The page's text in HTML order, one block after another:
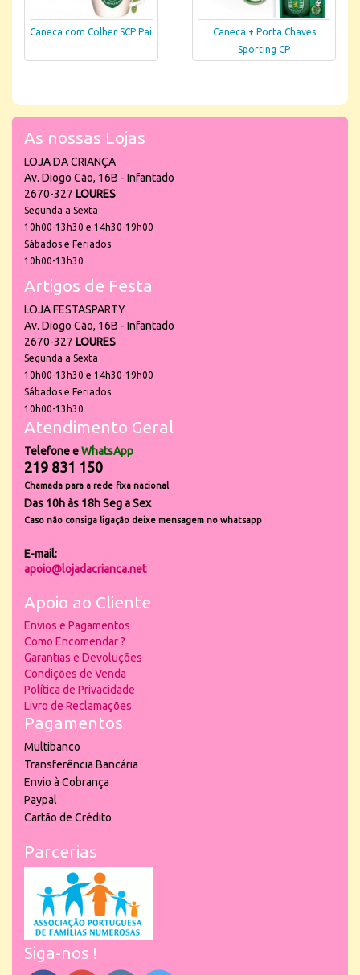
Caneca com Colher SCP Pai
Caneca + Porta Chaves
Sporting CP
As nossas Lojas
LOJA DA CRIANÇA
Av. Diogo Cão, 16B - Infantado
2670-327 LOURES
Segunda a Sexta
10h00-13h30 e 14h30-19h00
Sábados e Feriados
10h00-13h30
Artigos de Festa
LOJA FESTASPARTY
Av. Diogo Cão, 16B - Infantado
2670-327 LOURES
Segunda a Sexta
10h00-13h30 e 14h30-19h00
Sábados e Feriados
10h00-13h30
Atendimento Geral
Telefone eWhatsApp
219 831 150
Chamada para a rede fixa nacional
Das 10h às 18h Seg a Sex
Caso não consiga ligação deixe mensagem no whatsapp
E-mail:
apoio@lojadacrianca.net
Apoio ao Cliente
Envios e Pagamentos
Como Encomendar ?
Garantias e Devoluções
Condições de Venda
Política de Privacidade
Livro de Reclamações
Pagamentos
Multibanco
Transferência Bancária
Envio à Cobrança
Paypal
Cartão de Crédito
Parcerias
Siga-nos !